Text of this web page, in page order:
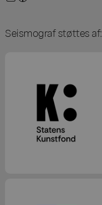
Seismograf støttes af: